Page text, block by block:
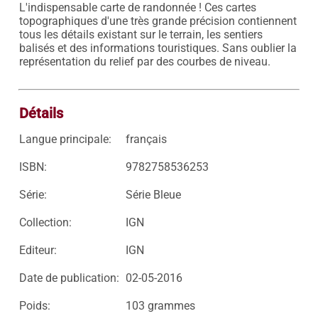
L'indispensable carte de randonnée ! Ces cartes
topographiques d'une très grande précision contiennent
tous les détails existant sur le terrain, les sentiers
balisés et des informations touristiques. Sans oublier la
représentation du relief par des courbes de niveau.
Détails
Langue principale: français
ISBN: 9782758536253
Série: Série Bleue
Collection: IGN
Editeur: IGN
Date de publication: 02-05-2016
Poids: 103 grammes